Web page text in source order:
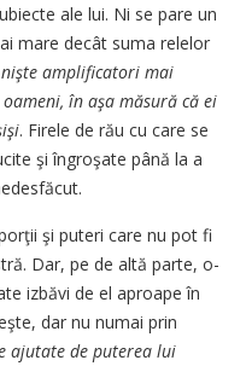
ale lui. Ni se pare un
mare decât suma re­le­lor
amplificatori mai
în aşa măsură că ei
. Firele de rău cu care se
şi îngroşate până la a
şi puteri care nu pot fi
Dar, pe de altă parte, o­
izbăvi de el aproape în
dar nu numai prin
a­ju­­tate de puterea lui